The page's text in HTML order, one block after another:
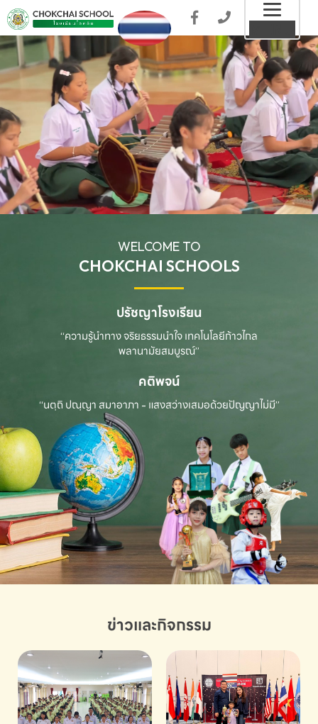
WELCOME TO
CHOKCHAI SCHOOLS
ปรัชญาโรงเรียน
“ความรู้นำทาง จริยธรรมนำใจ เทคโนโลยีก้าวไกล
พลานามัยสมบูรณ์”
คติพจน์
“นตฺถิ ปณฺญา สมาอาภา - แสงสว่างเสมอด้วยปัญญาไม่มี”
ข่าวและกิจกรรม